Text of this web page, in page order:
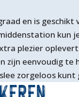
en is geschikt
kun
plezier
zijn eenvoudig te
zorgeloos kunt